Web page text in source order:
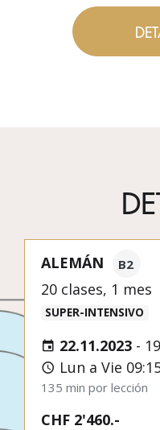
ALEMÁN B2
20 clases, 1 mes
SUPER-INTENSIVO
22.11.2023 -
Lun a Vie
135 min por lección
CHF 2'460.-